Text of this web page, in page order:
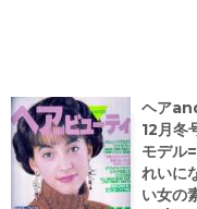
ヘア
12月冬
モデル
れいに
い女の